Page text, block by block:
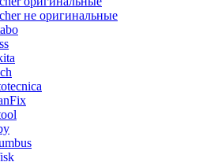
не оригинальные